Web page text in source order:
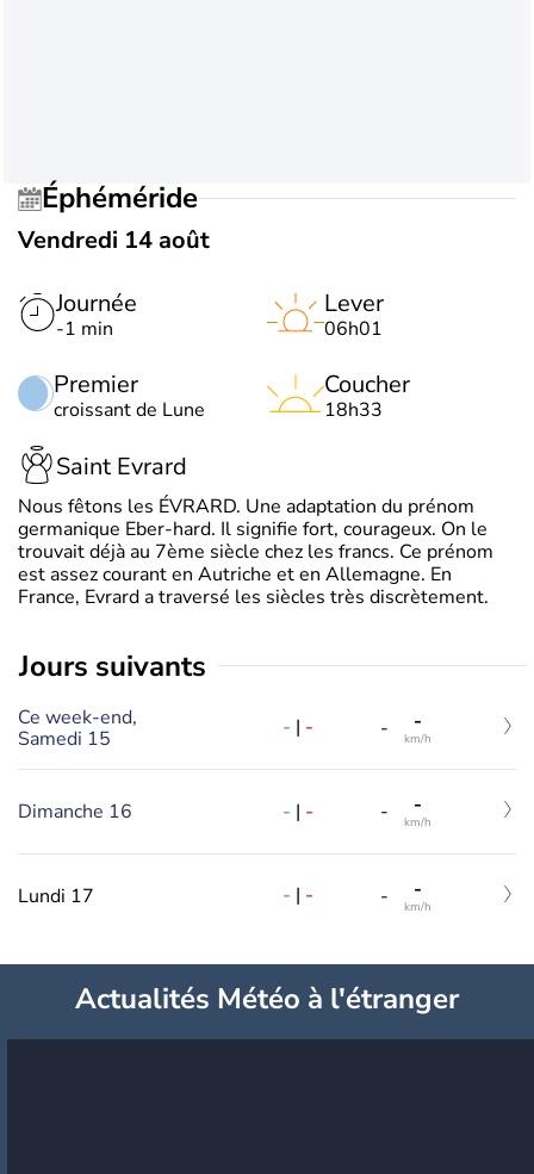
Éphéméride
Vendredi 14 août
Journée
-1 min
Premier
croissant de Lune
Lever
06h01
Coucher
18h33
Saint Evrard
Nous fêtons les ÉVRARD. Une adaptation du prénom
germanique Eber-hard. Il signifie fort, courageux. On le
trouvait déjà au 7ème siècle chez les francs. Ce prénom
est assez courant en Autriche et en Allemagne. En
France, Evrard a traversé les siècles très discrètement.
jours suivants
Ce week-end,
Samedi 15
- | - - -
km/h
Dimanche 16 - | - - -
km/h
Lundi 17 - | - - -
km/h
Actualités Météo à l'étranger